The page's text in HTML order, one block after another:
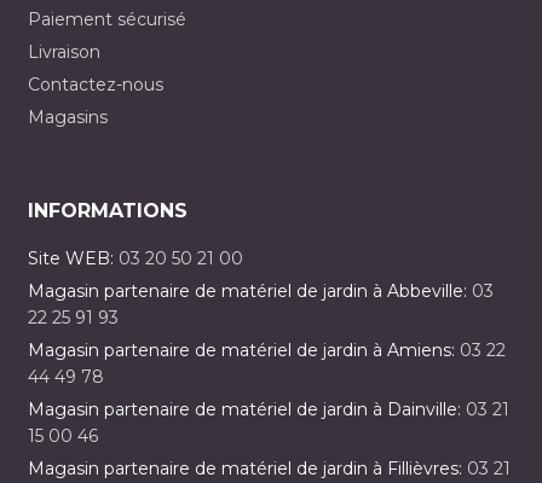
Paiement sécurisé
Livraison
Contactez-nous
Magasins
INFORMATIONS
Site WEB: 03 20 50 21 00
Magasin partenaire de matériel de jardin à Abbeville: 03
22 25 91 93
Magasin partenaire de matériel de jardin à Amiens: 03 22
44 49 78
Magasin partenaire de matériel de jardin à Dainville: 03 21
15 00 46
Magasin partenaire de matériel de jardin à Fillièvres: 03 21